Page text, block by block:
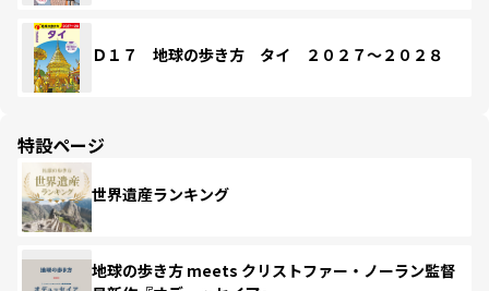
Ｄ１７ 地球の歩き方 タイ ２０２７～２０２８
特設ページ
世界遺産ランキング
地球の歩き方 meets クリストファー・ノーラン監督